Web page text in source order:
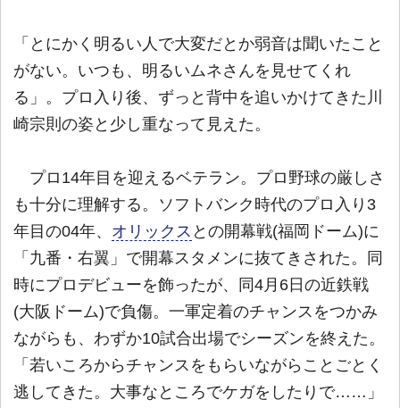
「とにかく明るい人で大変だとか弱音は聞いたこと
がない。いつも、明るいムネさんを見せてくれ
る」。プロ入り後、ずっと背中を追いかけてきた川
崎宗則の姿と少し重なって見えた。
プロ14年目を迎えるベテラン。プロ野球の厳しさ
も十分に理解する。ソフトバンク時代のプロ入り3
年目の04年、 オリックス との開幕戦(福岡ドーム)に
「九番・右翼」で開幕スタメンに抜てきされた。同
時にプロデビューを飾ったが、同4月6日の近鉄戦
(大阪ドーム)で負傷。一軍定着のチャンスをつかみ
ながらも、わずか10試合出場でシーズンを終えた。
「若いころからチャンスをもらいながらことごとく
逃してきた。大事なところでケガをしたりで……」